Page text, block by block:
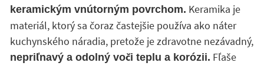
keramickým vnútorným povrchom. Keramika je
materiál, ktorý sa čoraz častejšie používa ako náter
kuchynského náradia, pretože je zdravotne nezávadný,
nepriľnavý a odolný voči teplu a korózii. Fľaše